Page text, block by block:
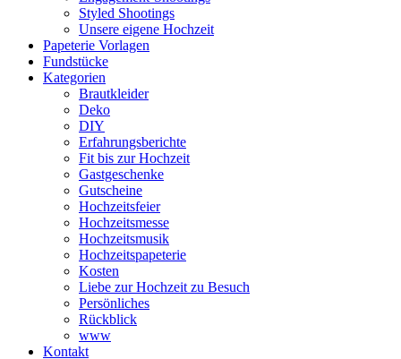
Styled Shootings
Unsere eigene Hochzeit
Papeterie Vorlagen
Fundstücke
Kategorien
Brautkleider
Deko
DIY
Erfahrungsberichte
Fit bis zur Hochzeit
Gastgeschenke
Gutscheine
Hochzeitsfeier
Hochzeitsmesse
Hochzeitsmusik
Hochzeitspapeterie
Kosten
Liebe zur Hochzeit zu Besuch
Persönliches
Rückblick
www
Kontakt